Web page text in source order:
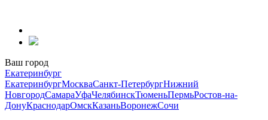
содержанию
Ваш город
Екатеринбург
ЕкатеринбургМоскваСанкт-ПетербургНижний
НовгородСамараУфаЧелябинскТюменьПермьРостов-на-
ДонуКраснодарОмскКазаньВоронежСочи